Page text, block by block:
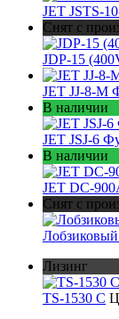
JET JSTS-
Снят с
JDP-15
JET JJ-8-M
В наличии
JET JSJ-6
В наличии
JET DC-
Снят с
Лобзиковый
Лизинг
TS-1530 C